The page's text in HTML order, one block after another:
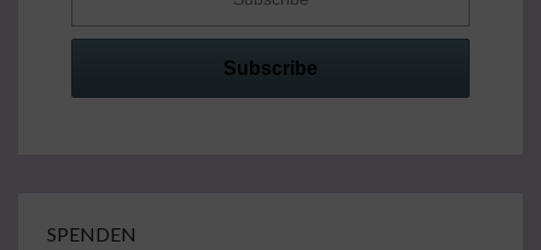
SPENDEN